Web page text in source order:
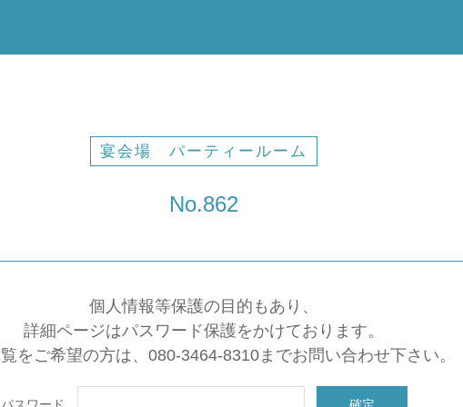
宴会場 パーティールーム
No.862
個人情報等保護の目的もあり、
詳細ページはパスワード保護をかけております。
をご希望の方は、080-3464-8310までお問い合わせ下さい。